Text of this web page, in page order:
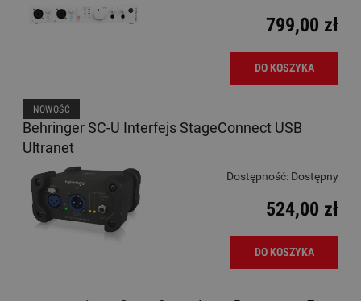
799,00 zł
DO KOSZYKA
Behringer SC-U Interfejs StageConnect USB
Ultranet
Dostępność: Dostępny
524,00 zł
DO KOSZYKA
NOWOŚĆ